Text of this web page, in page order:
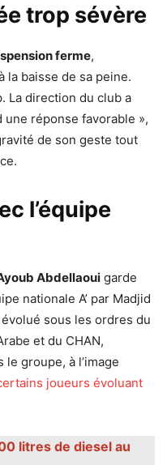
trop sévère
ferme,
la baisse de sa peine.
La direction du club a
réponse favorable »,
de son geste tout
l’équipe
Abdellaoui garde
nationale A’ par Madjid
sous les ordres du
et du CHAN,
groupe, à l’image
joueurs évoluant
litres de diesel au